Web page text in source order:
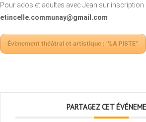
Pour ados et adultes avec Jean sur inscription :
etincelle.communay@gmail.com
Évènement théâtral et artistique : ‘‘LA PISTE’’
PARTAGEZ CET